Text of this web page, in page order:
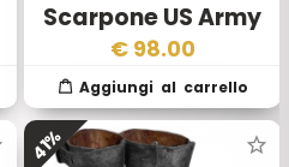
Scarpone US Army
Service Shoe Type 3
€ 98.00
41%